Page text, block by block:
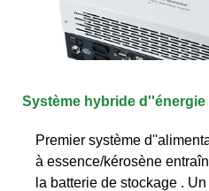
Système hybride
Premier système
à essence/kérosène
la batterie de stockage .